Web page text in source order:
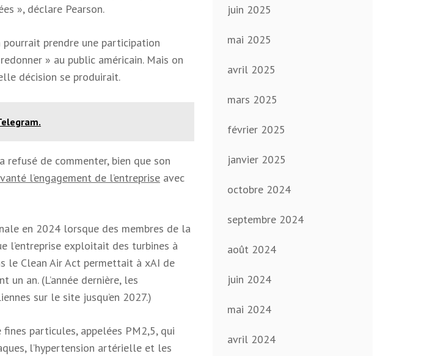
», déclare Pearson.
prendre une participation
» au public américain. Mais on
décision se produirait.
refusé de commenter, bien que son
l’engagement de l’entreprise avec
en 2024 lorsque des membres de la
l’entreprise exploitait des turbines à
le Clean Air Act permettait à xAI de
un an. (L’année dernière, les
sur le site jusqu’en 2027.)
particules, appelées PM2,5, qui
l’hypertension artérielle et les
juin 2025
mai 2025
avril 2025
mars 2025
février 2025
janvier 2025
octobre 2024
septembre 2024
août 2024
juin 2024
mai 2024
avril 2024